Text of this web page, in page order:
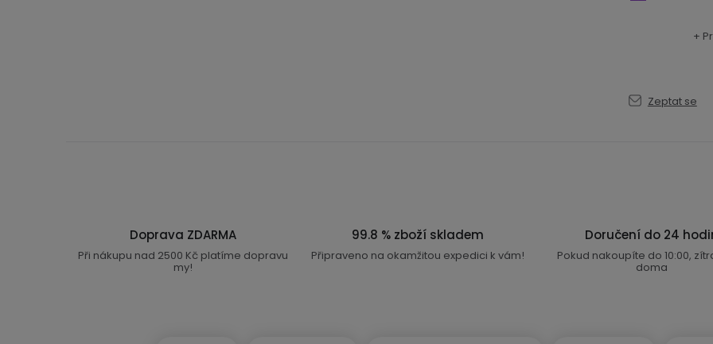
+
Zeptat se
Doprava ZDARMA
Při nákupu nad 2500 Kč platíme dopravu
my!
99.8 % zboží skladem
Připraveno na okamžitou expedici k vám!
Doručení do 24
Pokud nakoupíte do 10:00,
doma